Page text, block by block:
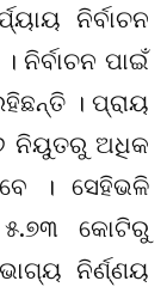
ନିର୍ବାଚନ
ପାଇଁ
। ପ୍ରାୟ
ନିୟୁତରୁ ଅଧିକ
। ସେହିଭଳି
​​୫.୭୩ କୋଟିରୁ
ନିର୍ଣ୍ଣୟ